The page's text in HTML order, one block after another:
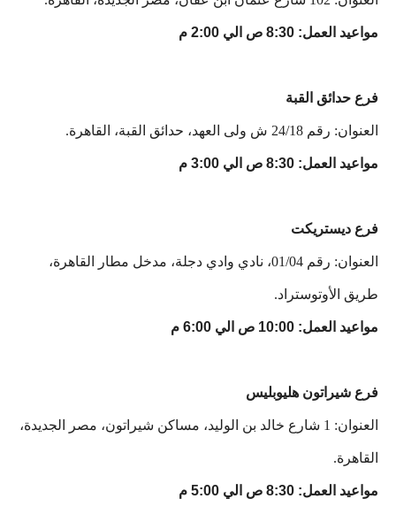
مواعيد العمل: 8:30 ص الي 2:00 م
فرع حدائق القبة
العنوان: رقم 24/18 ش ولى العهد، حدائق القبة، القاهرة.
مواعيد العمل: 8:30 ص الي 3:00 م
فرع ديستريكت
العنوان: رقم 01/04، نادي وادي دجلة، مدخل مطار القاهرة،
طريق الأوتوستراد.
مواعيد العمل: 10:00 ص الي 6:00 م
فرع شيراتون هليوبليس
العنوان: 1 شارع خالد بن الوليد، مساكن شيراتون، مصر الجديدة،
القاهرة.
مواعيد العمل: 8:30 ص الي 5:00 م